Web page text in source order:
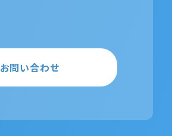
お問い合わせ